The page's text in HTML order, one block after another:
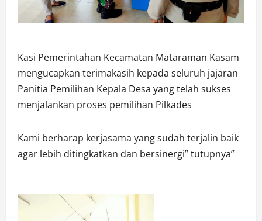
Kasi Pemerintahan Kecamatan Mataraman Kasam
mengucapkan terimakasih kepada seluruh jajaran
Panitia Pemilihan Kepala Desa yang telah sukses
menjalankan proses pemilihan Pilkades
Kami berharap kerjasama yang sudah terjalin baik
agar lebih ditingkatkan dan bersinergi” tutupnya”